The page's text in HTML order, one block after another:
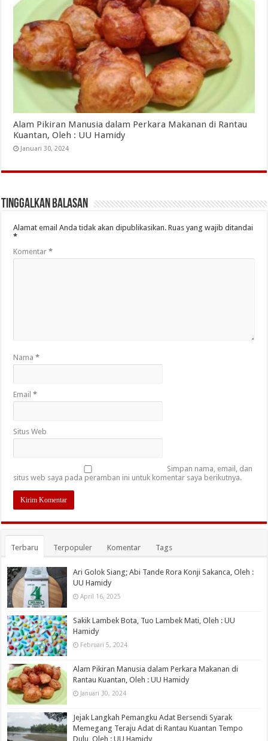
Alam Pikiran Manusia dalam Perkara Makanan di Rantau
Kuantan, Oleh : UU Hamidy
Januari 30, 2024
Tinggalkan Balasan
Alamat email Anda tidak akan dipublikasikan. Ruas yang wajib ditandai
*
Komentar*
Nama*
Email*
Situs Web
Simpan nama, email, dan
situs web saya pada peramban ini untuk komentar saya berikutnya.
Terbaru Terpopuler Komentar Tags
Ari Golok Siang; Abi Tande Rora Konji Sakanca, Oleh :
UU Hamidy
April 16, 2025
Sakik Lambek Bota, Tuo Lambek Mati, Oleh : UU
Hamidy
Februari 5, 2024
Alam Pikiran Manusia dalam Perkara Makanan di
Rantau Kuantan, Oleh : UU Hamidy
Januari 30, 2024
Jejak Langkah Pemangku Adat Bersendi Syarak
Memegang Teraju Adat di Rantau Kuantan Tempo
Dulu, Oleh : UU Hamidy